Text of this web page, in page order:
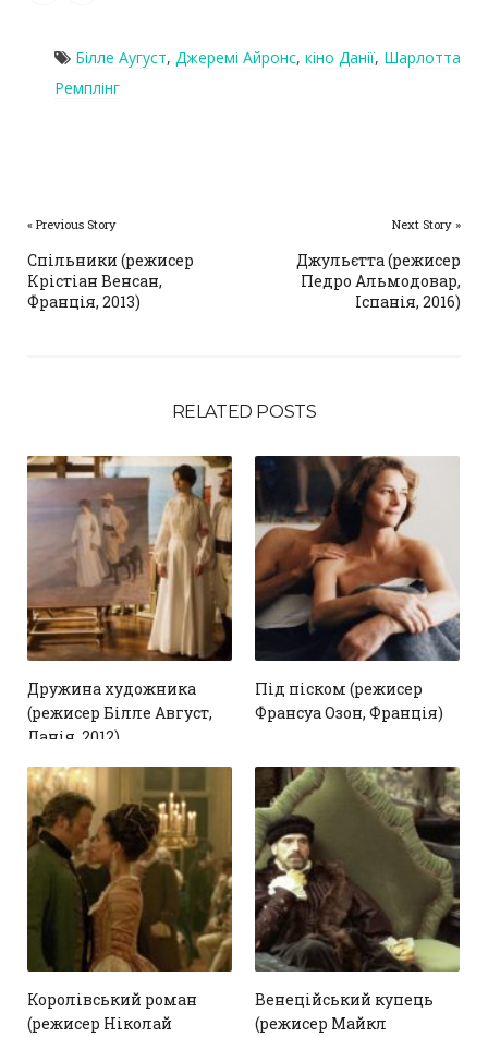
Білле Аугуст, Джеремі Айронс, кіно Данії, Шарлотта
Ремплінг
« Previous Story
Спільники (режисер
Крістіан Венсан,
Франція, 2013)
Next Story »
Джульєтта (режисер
Педро Альмодовар,
Іспанія, 2016)
RELATED POSTS
Дружина художника
(режисер Білле Август,
Данія, 2012)
2
Під піском (режисер
Франсуа Озон, Франція)
Королівський роман
(режисер Ніколай
Венеційський купець
(режисер Майкл